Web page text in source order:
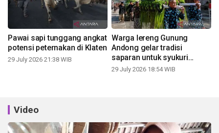
Pawai sapi tunggang angkat
potensi peternakan di Klaten
29 July 2026 21:38 WIB
Warga lereng Gunung
Andong gelar tradisi
saparan untuk syukuri
panen
29 July 2026 18:54 WIB
Video